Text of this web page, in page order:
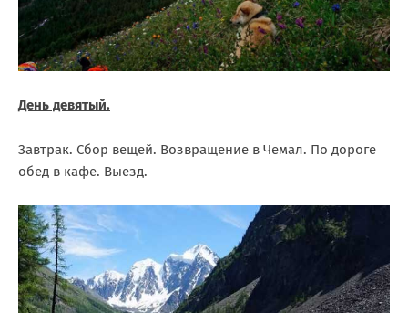
День девятый.
Завтрак. Сбор вещей. Возвращение в Чемал. По дороге
обед в кафе. Выезд.